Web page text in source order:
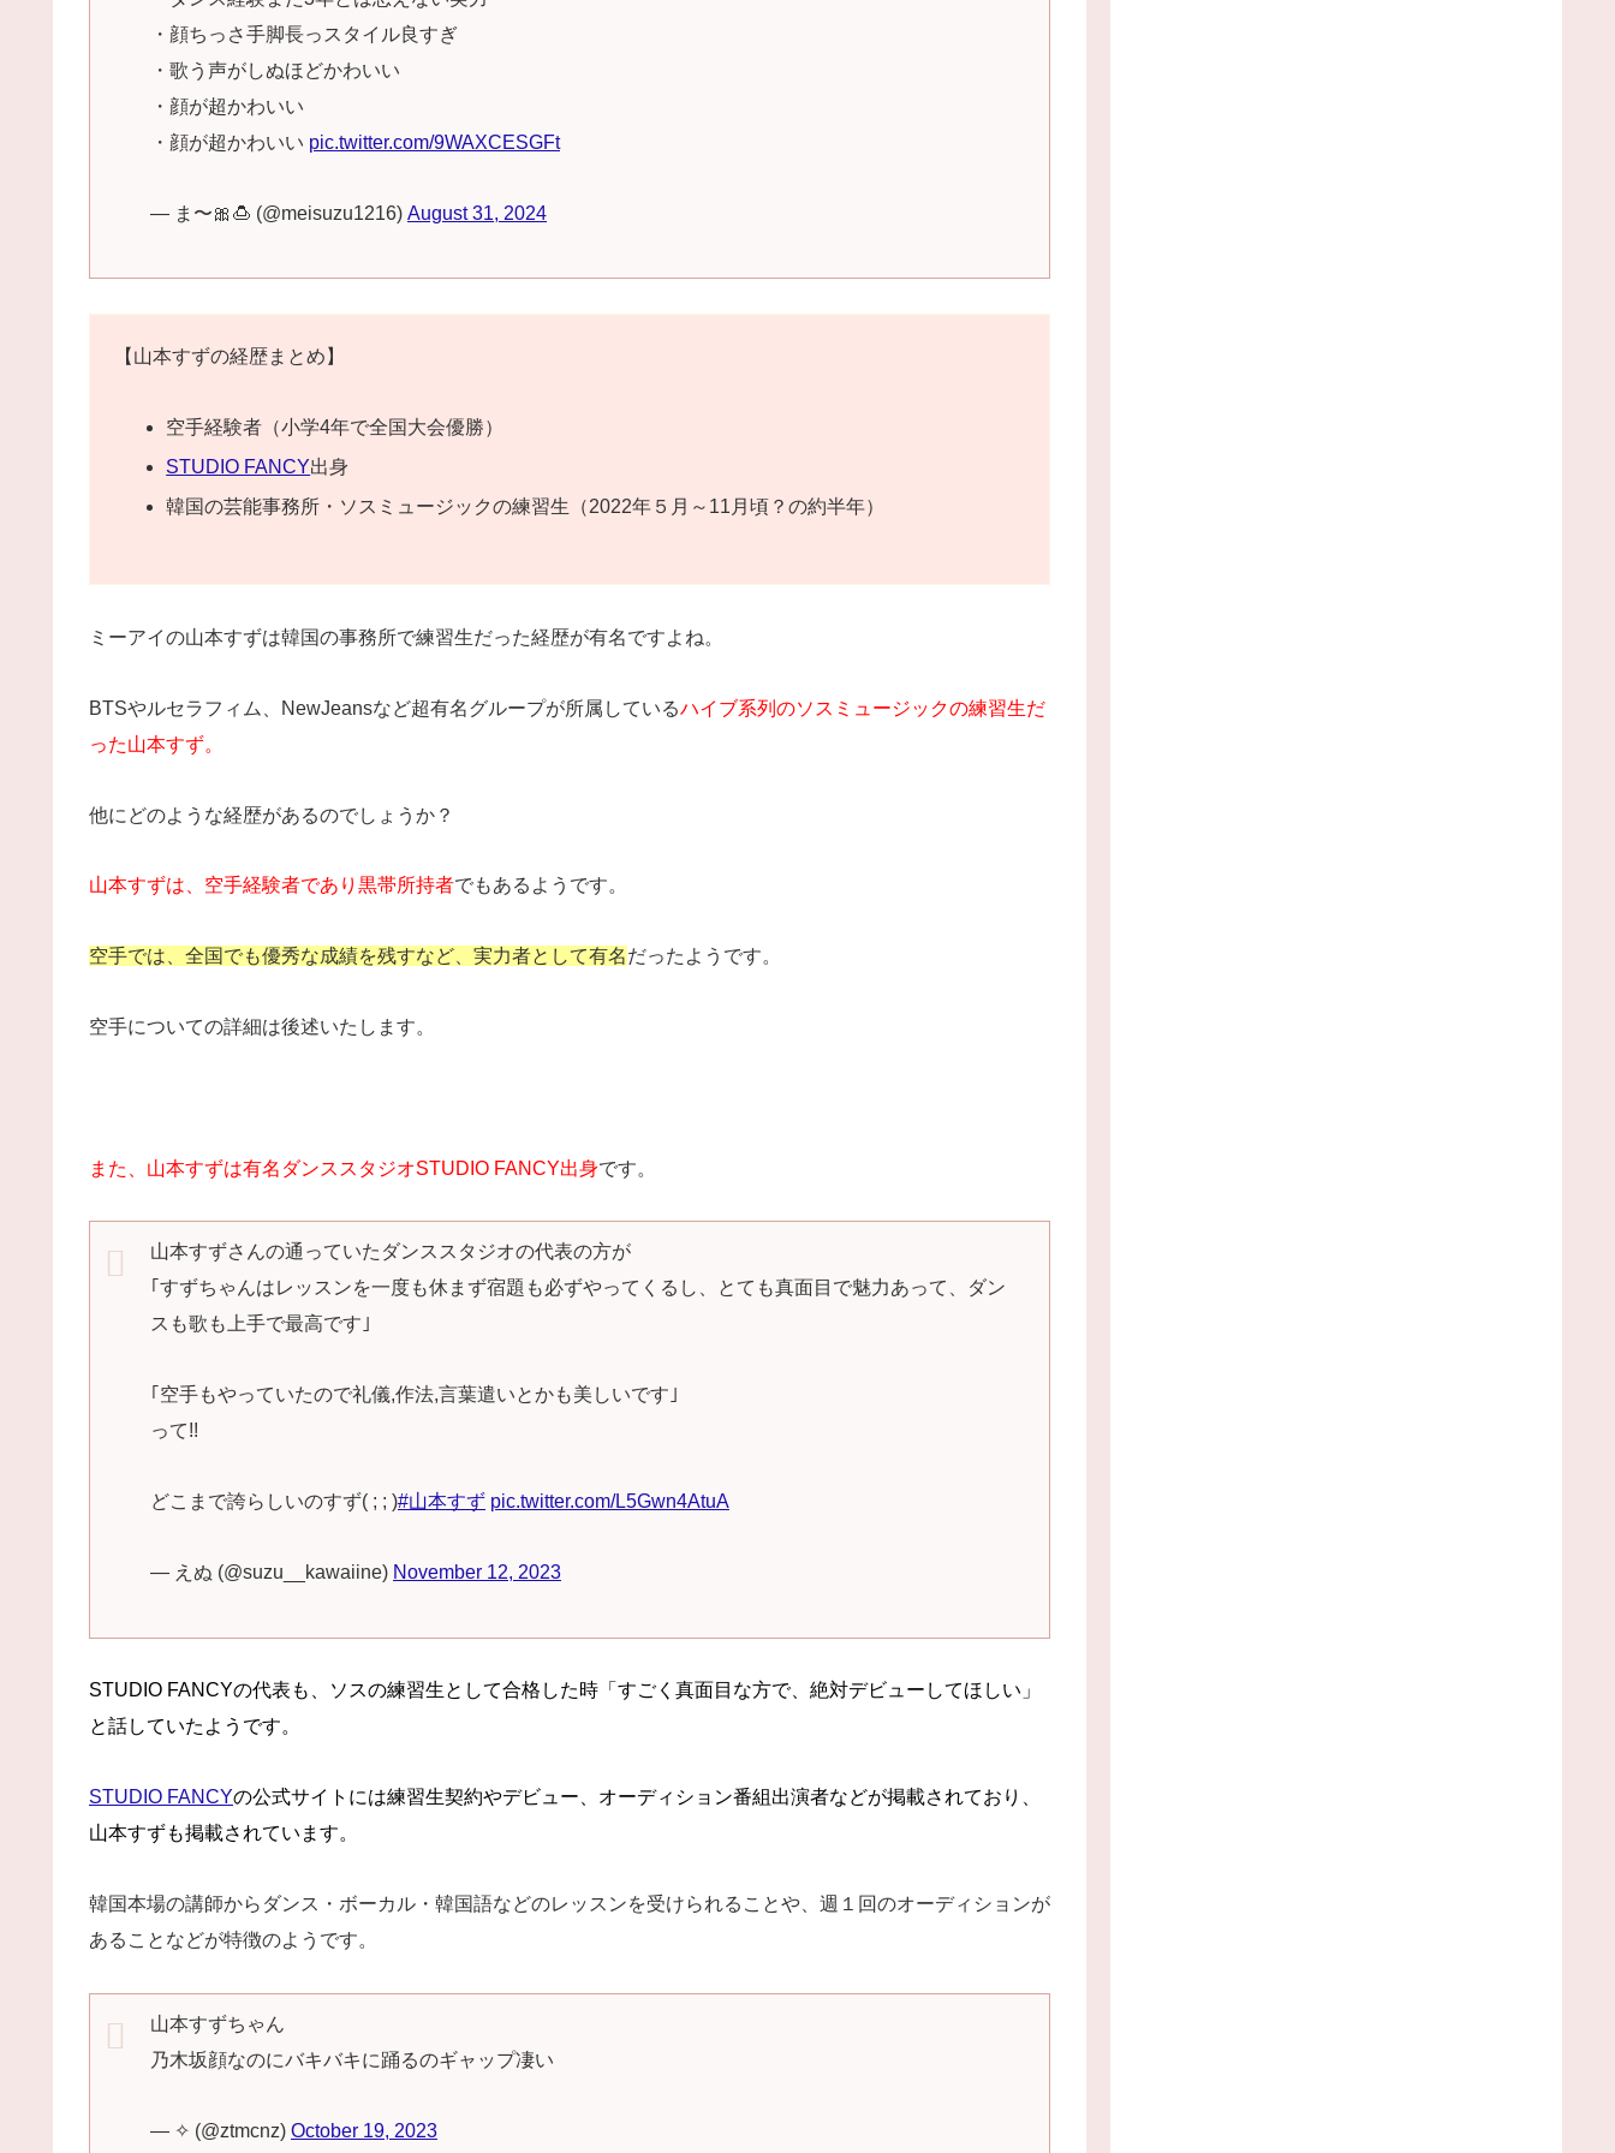
・顔ちっさ手脚長っスタイル良すぎ
・歌う声がしぬほどかわいい
・顔が超かわいい
・顔が超かわいい pic.twitter.com/9WAXCESGFt
— ま〜🎀🍮 (@meisuzu1216) August 31, 2024
【山本すずの経歴まとめ】
空手経験者（小学4年で全国大会優勝）
STUDIO FANCY出身
韓国の芸能事務所・ソスミュージックの練習生（2022年５月～11月頃？の約半年）
ミーアイの山本すずは韓国の事務所で練習生だった経歴が有名ですよね。
BTSやルセラフィム、NewJeansなど超有名グループが所属しているハイブ系列のソスミュージックの練習生だ
った山本すず。
他にどのような経歴があるのでしょうか？
山本すずは、空手経験者であり黒帯所持者でもあるようです。
空手では、全国でも優秀な成績を残すなど、実力者として有名だったようです。
空手についての詳細は後述いたします。
また、山本すずは有名ダンススタジオSTUDIO FANCY出身です。
山本すずさんの通っていたダンススタジオの代表の方が
｢すずちゃんはレッスンを一度も休まず宿題も必ずやってくるし、とても真面目で魅力あって、ダン
スも歌も上手で最高です｣
｢空手もやっていたので礼儀,作法,言葉遣いとかも美しいです｣
って!!
どこまで誇らしいのすず( ; ; )#山本すず pic.twitter.com/L5Gwn4AtuA
— えぬ (@suzu__kawaiine) November 12, 2023
STUDIO FANCYの代表も、ソスの練習生として合格した時「すごく真面目な方で、絶対デビューしてほしい」
と話していたようです。
STUDIO FANCYの公式サイトには練習生契約やデビュー、オーディション番組出演者などが掲載されており、
山本すずも掲載されています。
韓国本場の講師からダンス・ボーカル・韓国語などのレッスンを受けられることや、週１回のオーディションが
あることなどが特徴のようです。
山本すずちゃん
乃木坂顔なのにバキバキに踊るのギャップ凄い
— ✧ (@ztmcnz) October 19, 2023